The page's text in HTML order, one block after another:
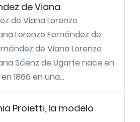
de Viana
de Viana Lorenzo
Lorenzo Fernández de
de Viana Lorenzo
Sáenz de Ugarte nace en
1866 en una...
Proietti, la modelo